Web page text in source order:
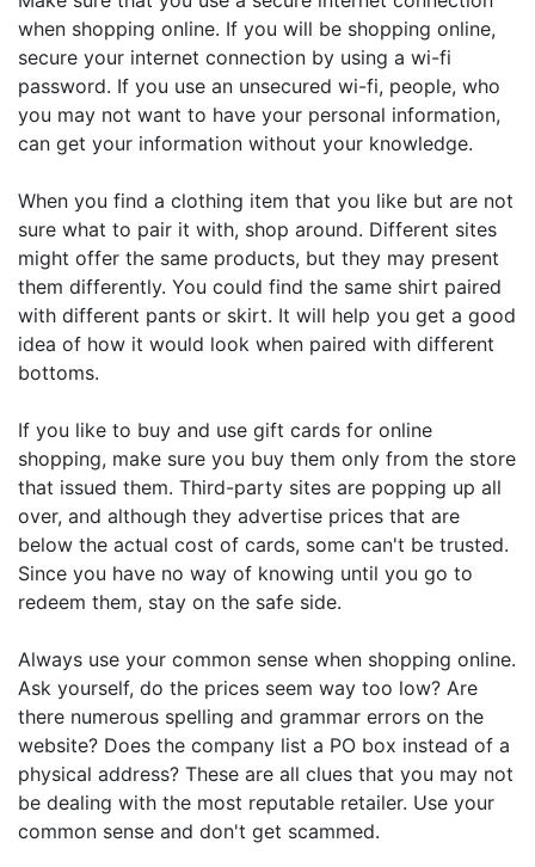
when shopping online. If you will be shopping online,
secure your internet connection by using a wi-fi
password. If you use an unsecured wi-fi, people, who
you may not want to have your personal information,
can get your information without your knowledge.
When you find a clothing item that you like but are not
sure what to pair it with, shop around. Different sites
might offer the same products, but they may present
them differently. You could find the same shirt paired
with different pants or skirt. It will help you get a good
idea of how it would look when paired with different
bottoms.
If you like to buy and use gift cards for online
shopping, make sure you buy them only from the store
that issued them. Third-party sites are popping up all
over, and although they advertise prices that are
below the actual cost of cards, some can't be trusted.
Since you have no way of knowing until you go to
redeem them, stay on the safe side.
Always use your common sense when shopping online.
Ask yourself, do the prices seem way too low? Are
there numerous spelling and grammar errors on the
website? Does the company list a PO box instead of a
physical address? These are all clues that you may not
be dealing with the most reputable retailer. Use your
common sense and don't get scammed.